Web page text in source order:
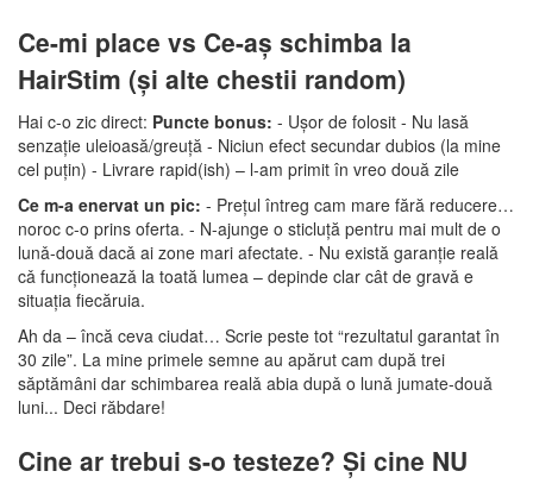
Ce-mi place vs Ce-aș schimba la
HairStim (și alte chestii random)
Hai c-o zic direct: Puncte bonus: - Ușor de folosit - Nu lasă
senzație uleioasă/greuță - Niciun efect secundar dubios (la mine
cel puțin) - Livrare rapid(ish) – l-am primit în vreo două zile
Ce m-a enervat un pic: - Prețul întreg cam mare fără reducere…
noroc c-o prins oferta. - N-ajunge o sticluță pentru mai mult de o
lunǎ-douǎ dacǎ ai zone mari afectate. - Nu există garanție realǎ
cǎ funcționeazǎ la toată lumea – depinde clar cât de gravǎ e
situația fiecăruia.
Ah da – încă ceva ciudat… Scrie peste tot “rezultatul garantat în
30 zile”. La mine primele semne au apărut cam după trei
săptămâni dar schimbarea realǎ abia dupǎ o lunǎ jumate-douǎ
luni... Deci răbdare!
Cine ar trebui s-o testeze? Și cine NU